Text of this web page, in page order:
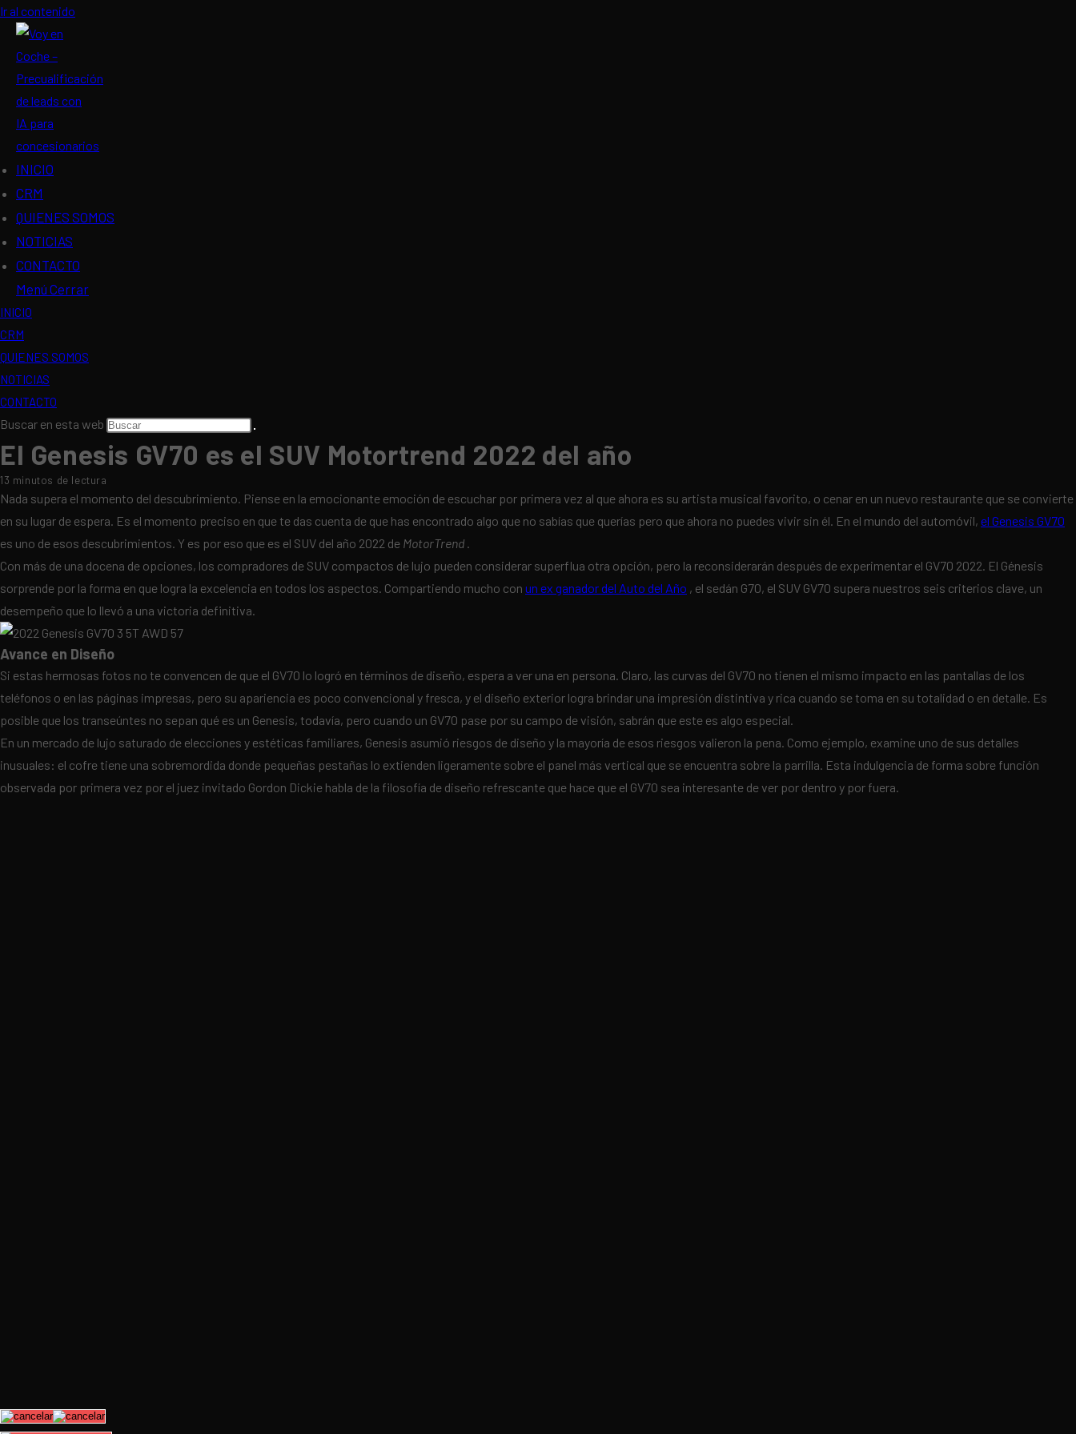
Ir al contenido
INICIO
CRM
QUIENES SOMOS
NOTICIAS
CONTACTO
Menú Cerrar
INICIO
CRM
QUIENES SOMOS
NOTICIAS
CONTACTO
Buscar en esta web
El Genesis GV70 es el SUV Motortrend 2022 del año
13 minutos de lectura
Nada supera el momento del descubrimiento. Piense en la emocionante emoción de escuchar por primera vez al que ahora es su artista musical favorito, o cenar en un nuevo restaurante que se convierte
en su lugar de espera. Es el momento preciso en que te das cuenta de que has encontrado algo que no sabías que querías pero que ahora no puedes vivir sin él. En el mundo del automóvil, el Genesis GV70
es uno de esos descubrimientos. Y es por eso que es el SUV del año 2022 de MotorTrend .
Con más de una docena de opciones, los compradores de SUV compactos de lujo pueden considerar superflua otra opción, pero la reconsiderarán después de experimentar el GV70 2022. El Génesis
sorprende por la forma en que logra la excelencia en todos los aspectos. Compartiendo mucho con un ex ganador del Auto del Año , el sedán G70, el SUV GV70 supera nuestros seis criterios clave, un
desempeño que lo llevó a una victoria definitiva.
Avance en Diseño
Si estas hermosas fotos no te convencen de que el GV70 lo logró en términos de diseño, espera a ver una en persona. Claro, las curvas del GV70 no tienen el mismo impacto en las pantallas de los
teléfonos o en las páginas impresas, pero su apariencia es poco convencional y fresca, y el diseño exterior logra brindar una impresión distintiva y rica cuando se toma en su totalidad o en detalle. Es
posible que los transeúntes no sepan qué es un Genesis, todavía, pero cuando un GV70 pase por su campo de visión, sabrán que este es algo especial.
En un mercado de lujo saturado de elecciones y estéticas familiares, Genesis asumió riesgos de diseño y la mayoría de esos riesgos valieron la pena. Como ejemplo, examine uno de sus detalles
inusuales: el cofre tiene una sobremordida donde pequeñas pestañas lo extienden ligeramente sobre el panel más vertical que se encuentra sobre la parrilla. Esta indulgencia de forma sobre función
observada por primera vez por el juez invitado Gordon Dickie habla de la filosofía de diseño refrescante que hace que el GV70 sea interesante de ver por dentro y por fuera.